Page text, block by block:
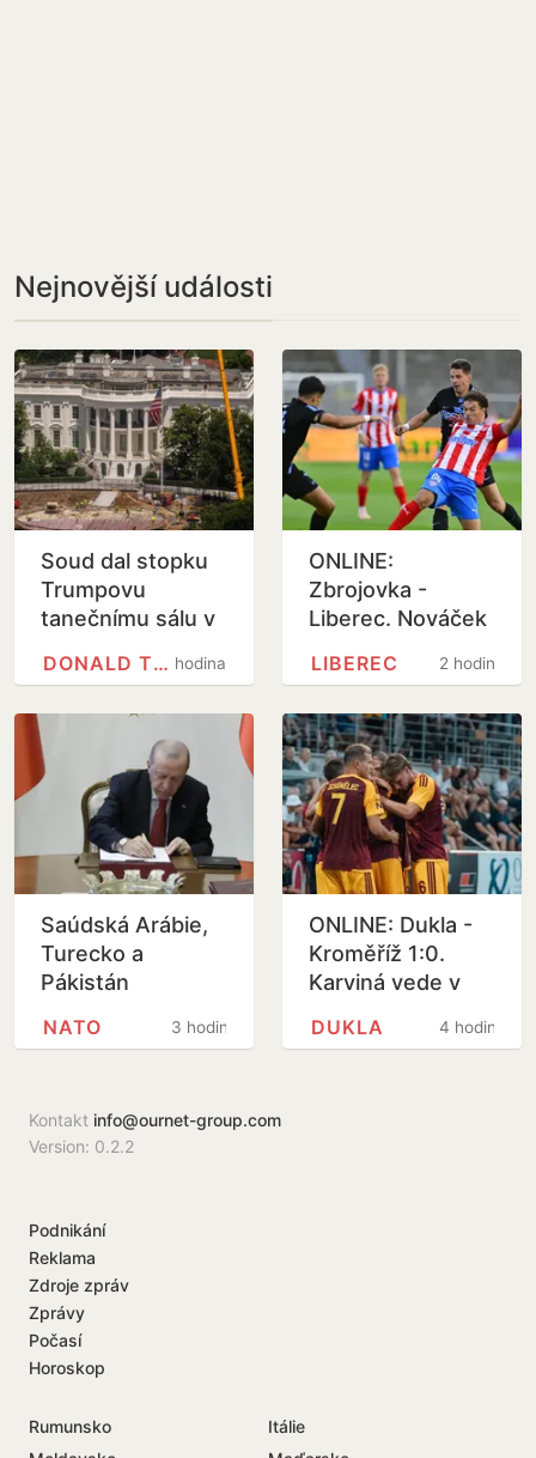
Nejnovější události
Soud dal stopku
Trumpovu
tanečnímu sálu v
hodina
DONALD TRUMP
ONLINE:
Zbrojovka -
Liberec. Nováček
je poprvé v akci2 hodiny
LIBEREC
Saúdská Arábie,
Turecko a
Pákistán
obrannou dohodu
3 hodiny
NATO
ONLINE: Dukla -
Kroměříž 1:0.
Karviná vede v
B porazila Třinec
4 hodiny
DUKLA
Kontakt info@ournet-group.com
Version: 0.2.2
Podnikání
Reklama
Zdroje zpráv
Zprávy
Počasí
Horoskop
Rumunsko
Itálie